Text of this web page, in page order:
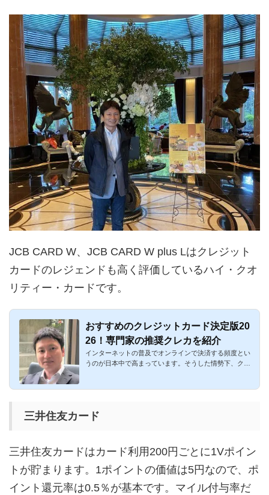
JCB CARD W、JCB CARD W plus Lはクレジット
カードのレジェンドも高く評価しているハイ・クオ
リティー・カードです。
おすすめのクレジットカード決定版20
26！専門家の推奨クレカを紹介
インターネットの普及でオンラインで決済する頻度とい
うのが日本中で高まっています。そうした情勢下、クレ
三井住友カード
三井住友カードはカード利用200円ごとに1Vポイン
トが貯まります。1ポイントの価値は5円なので、ポ
イント還元率は0.5％が基本です。マイル付与率だ